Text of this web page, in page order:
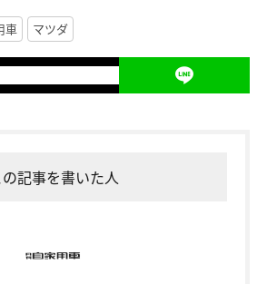
車 マツダ
の記事を書いた人